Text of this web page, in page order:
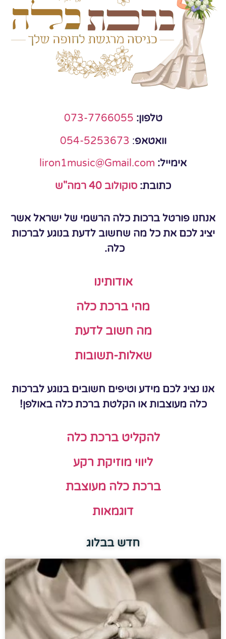
טלפון: 073-7766055
וואטאפ:
054-5253673
אימייל: liron1music@Gmail.com
כתובת: סוקולוב 40 רמה"ש
אנחנו פורטל ברכות כלה הרשמי של ישראל אשר
יציג לכם את כל מה שחשוב לדעת בנוגע לברכות
כלה.
אודותינו
מהי ברכת כלה
מה חשוב לדעת
שאלות-תשובות
אנו נציג לכם מידע וטיפים חשובים בנוגע לברכות
כלה מעוצבות או הקלטת ברכת כלה באולפן!
להקליט ברכת כלה
ליווי מוזיקת רקע
ברכת כלה מעוצבת
דוגמאות
חדש בבלוג